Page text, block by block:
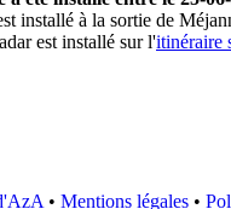
installé à la sortie de
est installé sur l'itinéraire
• Mentions légales •